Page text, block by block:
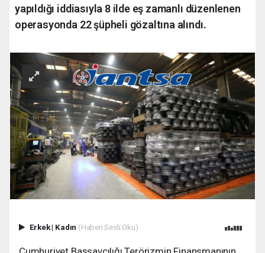
yapıldığı iddiasıyla 8 ilde eş zamanlı düzenlenen
operasyonda 22 şüpheli gözaltına alındı.
Erkek| Kadın (Haberi Sesli Oku)